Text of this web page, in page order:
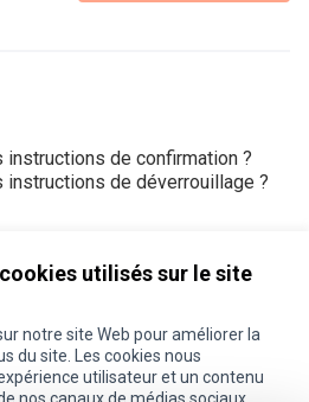
utilisés sur le site
notre site Web pour améliorer la
du site. Les cookies nous
utilisateur et un contenu
instructions de confirmation ?
instructions de déverrouillage ?